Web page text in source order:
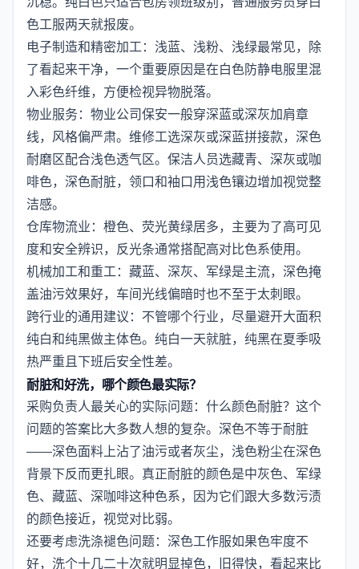
色工服两天就报废。
电子制造和精密加工：浅蓝、浅粉、浅绿最常见，除
了看起来干净，一个重要原因是在白色防静电服里混
入彩色纤维，方便检视异物脱落。
物业服务：物业公司保安一般穿深蓝或深灰加肩章
线，风格偏严肃。维修工选深灰或深蓝拼接款，深色
耐磨区配合浅色透气区。保洁人员选藏青、深灰或咖
啡色，深色耐脏，领口和袖口用浅色镶边增加视觉整
洁感。
仓库物流业：橙色、荧光黄绿居多，主要为了高可见
度和安全辨识，反光条通常搭配高对比色系使用。
机械加工和重工：藏蓝、深灰、军绿是主流，深色掩
盖油污效果好，车间光线偏暗时也不至于太刺眼。
跨行业的通用建议：不管哪个行业，尽量避开大面积
纯白和纯黑做主体色。纯白一天就脏，纯黑在夏季吸
热严重且下班后安全性差。
耐脏和好洗，哪个颜色最实际？
采购负责人最关心的实际问题：什么颜色耐脏？这个
问题的答案比大多数人想的复杂。深色不等于耐脏
——深色面料上沾了油污或者灰尘，浅色粉尘在深色
背景下反而更扎眼。真正耐脏的颜色是中灰色、军绿
色、藏蓝、深咖啡这种色系，因为它们跟大多数污渍
的颜色接近，视觉对比弱。
还要考虑洗涤褪色问题：深色工作服如果色牢度不
好，洗个十几二十次就明显掉色，旧得快，看起来比